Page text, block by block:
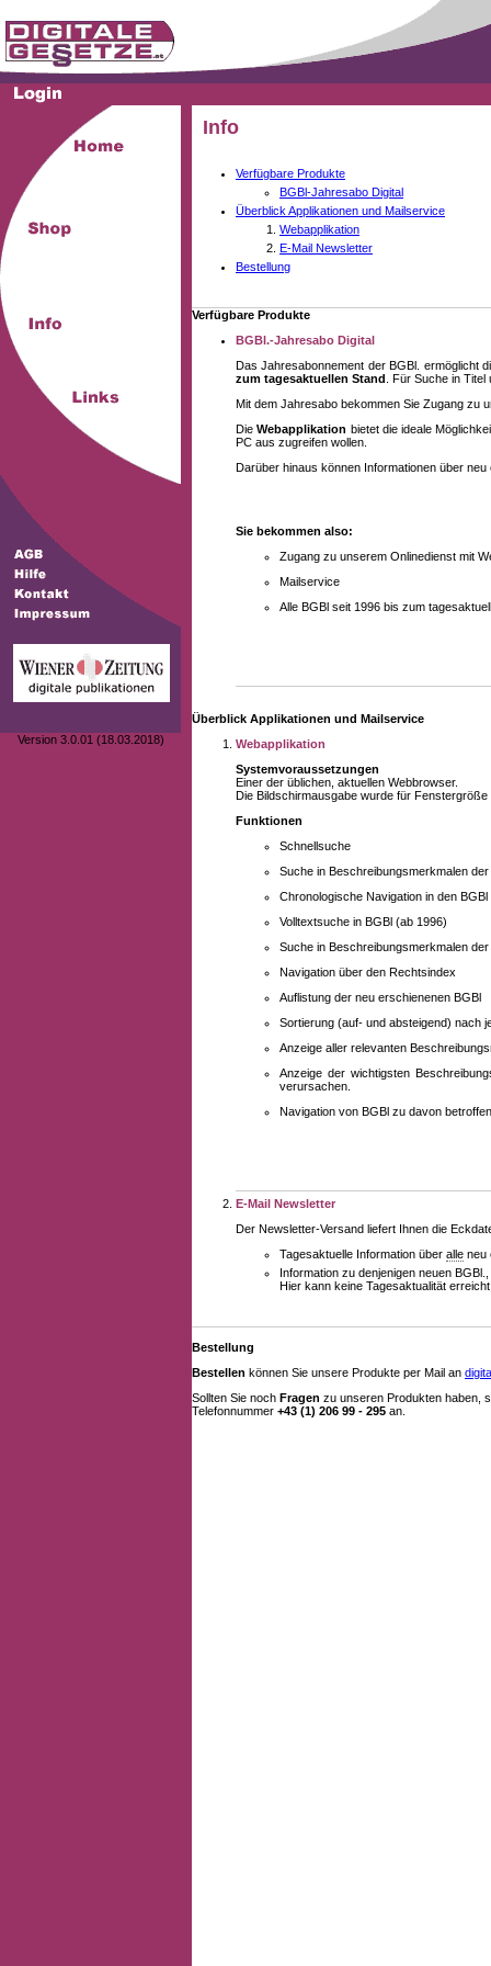
Version 3.0.01 (18.03.2018)
Info
Verfügbare Produkte
BGBl-Jahresabo Digital
Überblick Applikationen und Mailservice
Webapplikation
E-Mail Newsletter
Bestellung
Verfügbare Produkte
BGBl.-Jahresabo Digital
Das Jahresabonnement der BGBl. ermöglicht
zum tagesaktuellen Stand . Für Suche in
Mit dem Jahresabo bekommen Sie Zugang zu
DieWebapplikation bietet die ideale
PC aus zugreifen wollen.
Darüber hinaus können Informationen über
Sie bekommen also:
Zugang zu unserem Onlinedienst mit
Mailservice
Alle BGBl seit 1996 bis zum
Überblick Applikationen und Mailservice
Webapplikation
Systemvoraussetzungen
Einer der üblichen, aktuellen Webbrowser.
Die Bildschirmausgabe wurde für
Funktionen
Schnellsuche
Suche in Beschreibungsmerkmalen
Chronologische Navigation in den BGBl
Volltextsuche in BGBl (ab 1996)
Suche in Beschreibungsmerkmalen
Navigation über den Rechtsindex
Auflistung der neu erschienenen BGBl
Sortierung (auf- und absteigend) nach
Anzeige aller relevanten
Anzeige der wichtigsten
verursachen.
Navigation von BGBl zu davon
E-Mail Newsletter
Der Newsletter-Versand liefert Ihnen die
Tagesaktuelle Information über alle neu
Information zu denjenigen neuen
Hier kann keine Tagesaktualität
Bestellung
Bestellen können Sie unsere Produkte per Mail an
Sollten Sie noch Fragen zu unseren Produkten haben,
Telefonnummer +43 (1) 206 99 - 295 an.